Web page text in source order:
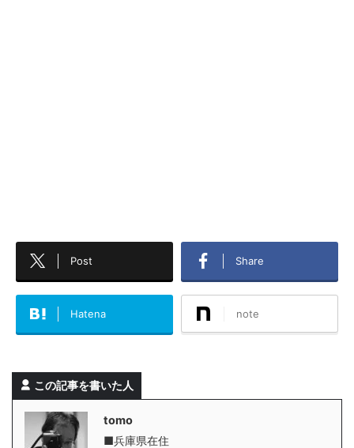
Post Share
Hatena note
この記事を書いた人
tomo
■兵庫県在住